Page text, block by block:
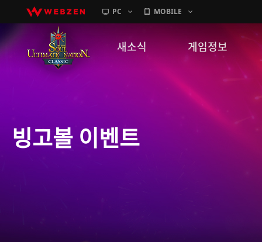
PC MOBILE
새소식
GM노트
게임정보
캐릭터소개
빙고볼 이벤트